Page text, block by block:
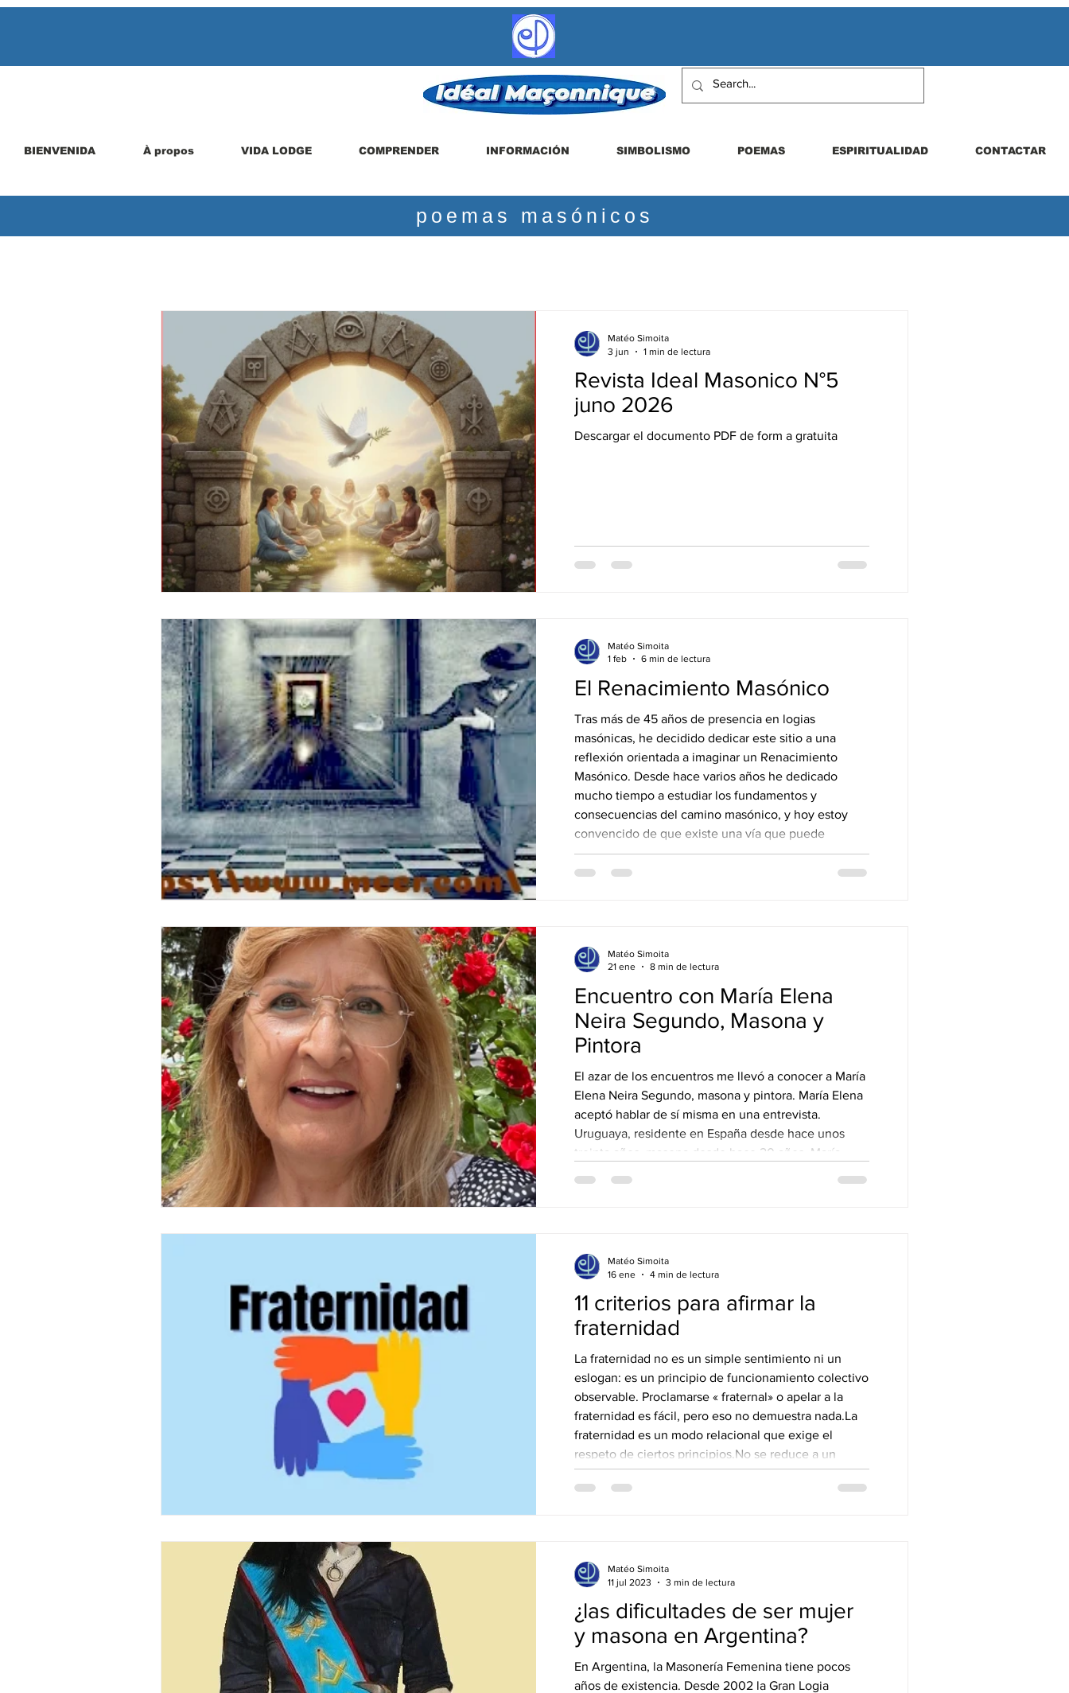
BIENVENIDA À propos VIDA LODGE COMPRENDER INFORMACIÓN SIMBOLISMO POEMAS ESPIRITUALIDAD CONTACTAR
poemas masónicos
Revista Ideal Masonico N°5
juno 2026
Descargar el documento PDF de form a gratuita
Matéo Simoita
3 jun
1 min de lectura
El Renacimiento Masónico
Tras más de 45 años de presencia en logias
masónicas, he decidido dedicar este sitio a una
reflexión orientada a imaginar un Renacimiento
Masónico. Desde hace varios años he dedicado
mucho tiempo a estudiar los fundamentos y
consecuencias del camino masónico, y hoy estoy
convencido de que existe una vía que puede
conducirnos hacia un renacimiento a la altura de
nuestro ideal. ¿Qué tipo de renacimiento masónico
Matéo Simoita
1 feb
6 min de lectura
Encuentro con María Elena
Neira Segundo, Masona y
Pintora
El azar de los encuentros me llevó a conocer a María
Elena Neira Segundo, masona y pintora. María Elena
aceptó hablar de sí misma en una entrevista.
Uruguaya, residente en España desde hace unos
treinta años, masona desde hace 20 años, María
Matéo Simoita
21 ene
8 min de lectura
11 criterios para afirmar la
fraternidad
La fraternidad no es un simple sentimiento ni un
eslogan: es un principio de funcionamiento colectivo
observable. Proclamarse « fraternal» o apelar a la
fraternidad es fácil, pero eso no demuestra nada.La
fraternidad es un modo relacional que exige el
respeto de ciertos principios.No se reduce a un
comportamiento personal: es un calificativo que se
aplica al funcionamiento de un grupo humano , sea
Matéo Simoita
16 ene
4 min de lectura
¿las dificultades de ser mujer
y masona en Argentina?
En Argentina, la Masonería Femenina tiene pocos
años de existencia. Desde 2002 la Gran Logia
Matéo Simoita
11 jul 2023
3 min de lectura